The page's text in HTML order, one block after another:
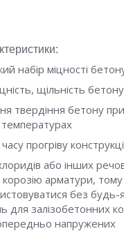
набір міцності
щільність
твердіння бетону
прогріву
або інших
арматури,
без будь-
для залізобетонних
напружених